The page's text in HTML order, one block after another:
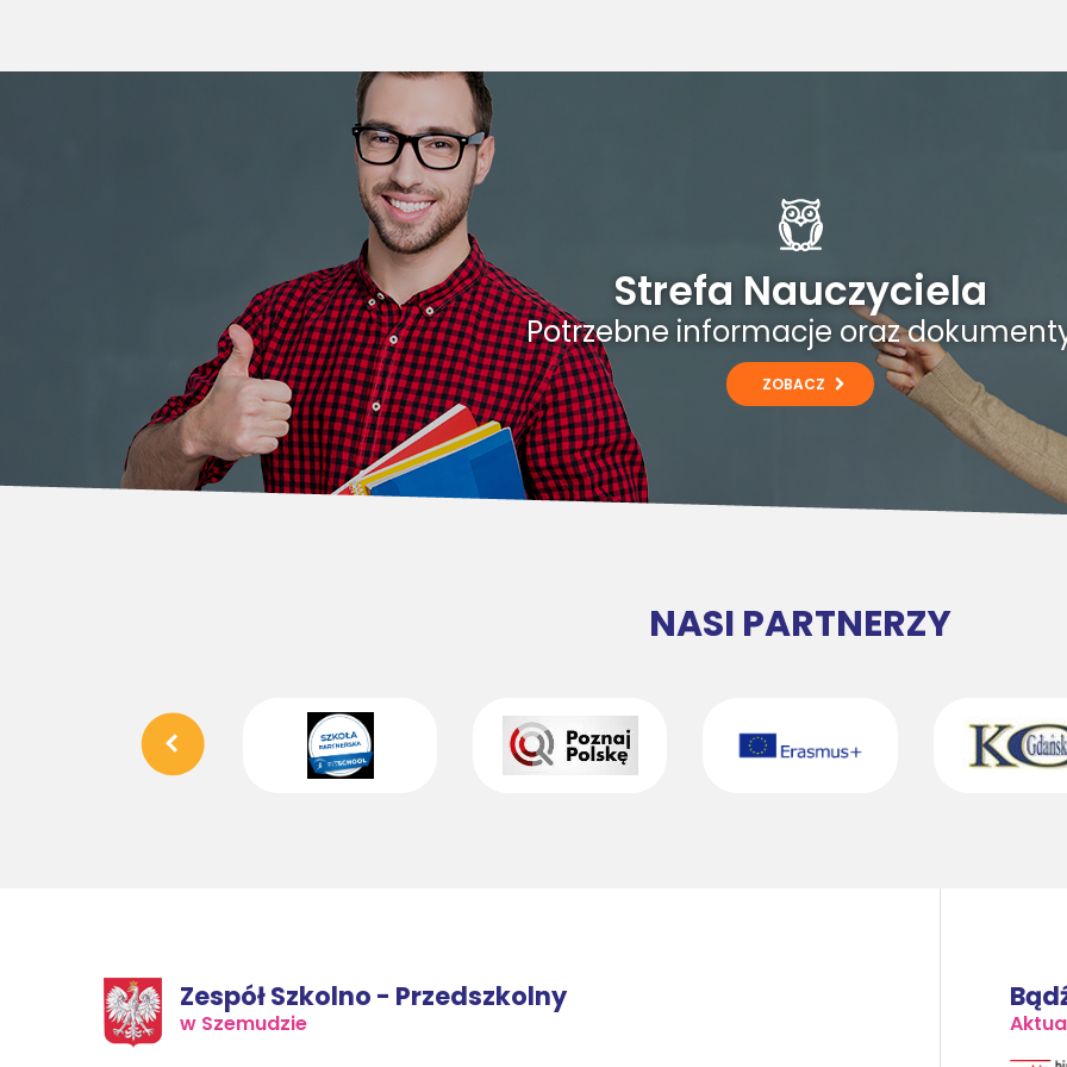
Strefa Nauczyciela
Potrzebne informacje oraz
ZOBACZ
NASI PARTNERZY
Zespół Szkolno - Przedszkolny
w Szemudzie